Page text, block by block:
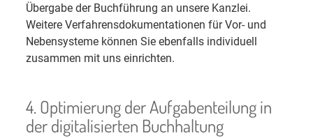
Übergabe der Buchführung an unsere Kanzlei.
Weitere Verfahrensdokumentationen für Vor- und
Nebensysteme können Sie ebenfalls individuell
zusammen mit uns einrichten.
4. Optimierung der Aufgabenteilung in
der digitalisierten Buchhaltung